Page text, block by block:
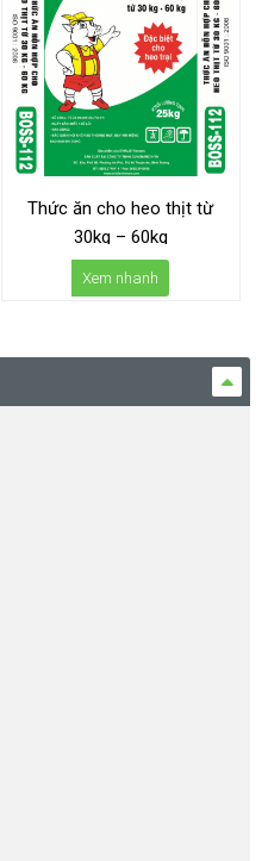
Thức ăn cho heo thịt từ
30kg – 60kg
Xem nhanh